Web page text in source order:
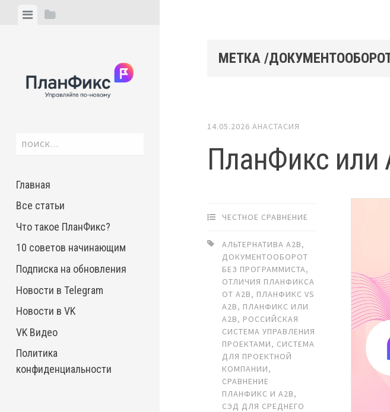
ViewView
Найти:
Главная
Все статьи
Что такое ПланФикс?
10 советов начинающим
Подписка на обновления
Новости в Telegram
Новости в VK
VK Видео
Политика
конфиденциальности
МЕТКА /
14.05.2026 АНАСТАСИЯ
ПланФикс или
ЧЕСТНОЕ СРАВНЕНИЕ
АЛЬТЕРНАТИВА A2B,
ДОКУМЕНТООБОРОТ
БЕЗ ПРОГРАММИСТА,
ОТЛИЧИЯ ПЛАНФИКСА
ОТ A2B, ПЛАНФИКС VS
A2B, ПЛАНФИКС ИЛИ
A2B, РОССИЙСКАЯ
СИСТЕМА УПРАВЛЕНИЯ
ПРОЕКТАМИ, СИСТЕМА
ДЛЯ ПРОЕКТНОЙ
КОМПАНИИ,
СРАВНЕНИЕ
ПЛАНФИКС И A2B,
СЭД ДЛЯ СРЕДНЕГО